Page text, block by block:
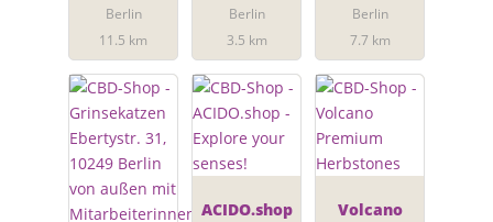
Berlin
11.5 km
Berlin
3.5 km
Berlin
7.7 km
ACIDO.shop
Volcano